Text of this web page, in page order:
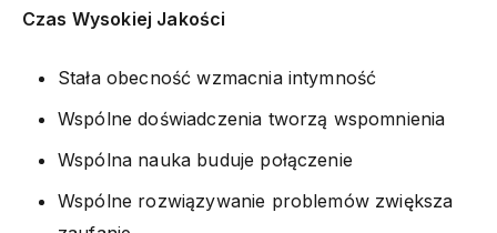
Czas Wysokiej Jakości
Stała obecność wzmacnia intymność
Wspólne doświadczenia tworzą wspomnienia
Wspólna nauka buduje połączenie
Wspólne rozwiązywanie problemów zwiększa